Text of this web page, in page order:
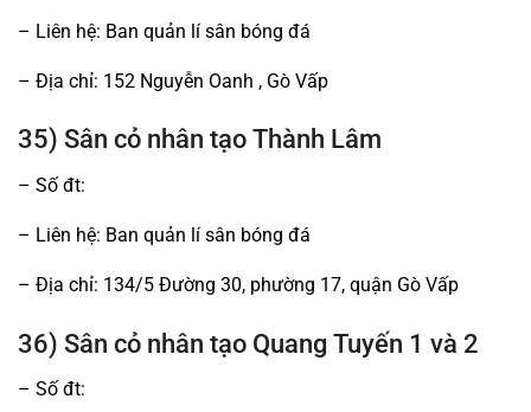
– Liên hệ: Ban quản lí sân bóng đá
– Địa chỉ: 152 Nguyễn Oanh , Gò Vấp
35) Sân cỏ nhân tạo Thành Lâm
– Số đt:
– Liên hệ: Ban quản lí sân bóng đá
– Địa chỉ: 134/5 Đường 30, phường 17, quận Gò Vấp
36) Sân cỏ nhân tạo Quang Tuyến 1 và 2
– Số đt: